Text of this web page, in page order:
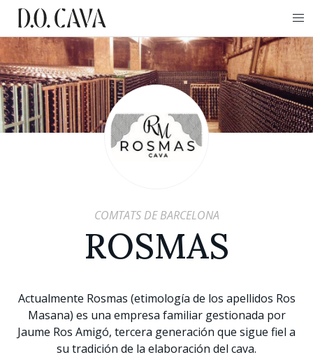
COMTATS DE BARCELONA
ROSMAS
Actualmente Rosmas (etimología de los apellidos Ros
Masana) es una empresa familiar gestionada por
Jaume Ros Amigó, tercera generación que sigue fiel a
su tradición de la elaboración del cava.